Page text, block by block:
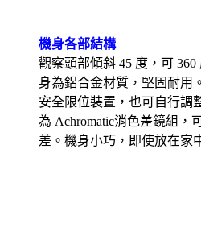
機身各部結構
觀察頭部傾斜 45 度，可 360
身為鋁合金材質，堅固耐用
安全限位裝置，也可自行調
為 Achromatic消色差鏡組，
差。機身小巧，即使放在家